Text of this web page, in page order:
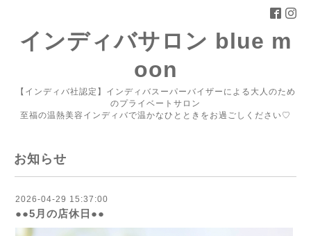
インディバサロン blue m
oon
【インディバ社認定】インディバスーパーバイザーによる大人のため
のプライベートサロン
至福の温熱美容インディバで温かなひとときをお過ごしください♡
お知らせ
2026-04-29 15:37:00
●●5月の店休日●●